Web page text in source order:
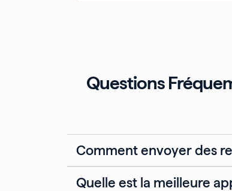
Questions
Comment envoyer des
Quelle est la meilleure